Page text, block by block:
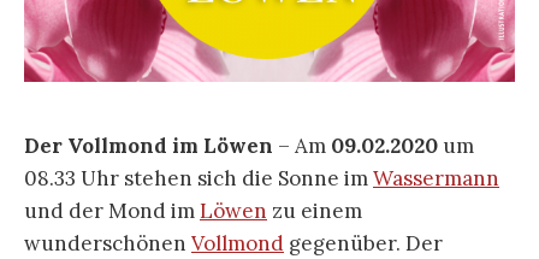
Der Vollmond im Löwen – Am 09.02.2020 um
08.33 Uhr stehen sich die Sonne imWassermann
und der Mond imLöwen zu einem
wunderschönen Vollmond gegenüber. Der